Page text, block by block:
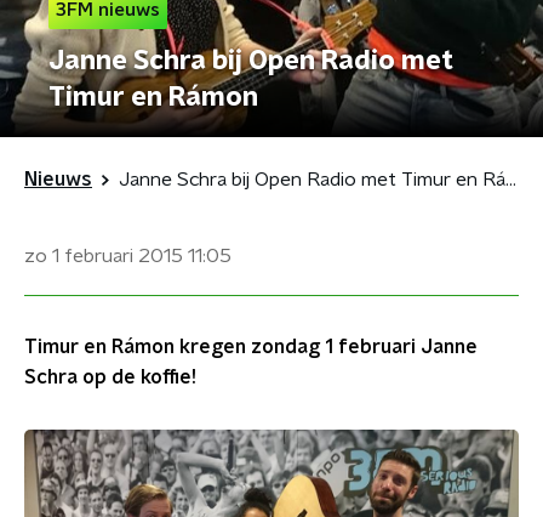
3FM nieuws
Janne Schra bij Open Radio met
Timur en Rámon
Nieuws Janne Schra bij Open Radio met Timur en Rámon
zo 1 februari 2015 11:05
Timur en Rámon kregen zondag 1 februari Janne
Schra op de koffie!